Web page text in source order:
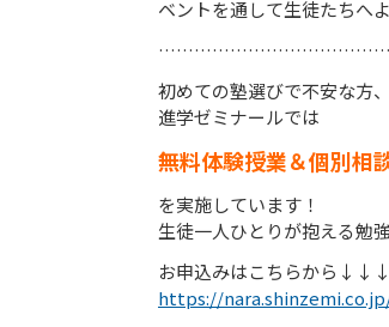
ベントを通して生徒たちへ
初めての塾選びで不安な方
進学ゼミナールでは
無料体験授業＆個別相
を実施しています！
生徒一人ひとりが抱える勉
お申込みはこちらから↓↓↓
https://